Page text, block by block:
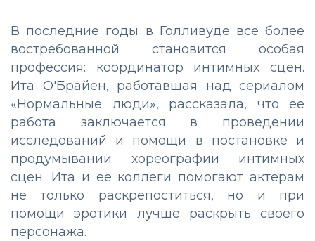
В последние годы в Голливуде все более
востребованной становится особая
профессия: координатор интимных сцен.
Ита О'Брайен, работавшая над сериалом
«Нормальные люди», рассказала, что ее
работа заключается в проведении
исследований и помощи в постановке и
продумывании хореографии интимных
сцен. Ита и ее коллеги помогают актерам
не только раскрепоститься, но и при
помощи эротики лучше раскрыть своего
персонажа.